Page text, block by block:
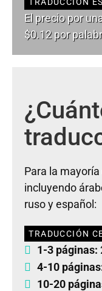
El precio por
$0.12 por
Para la
incluyendo
ruso y español:
TRADUCCIÓN
1-3 páginas:
4-10
10-20